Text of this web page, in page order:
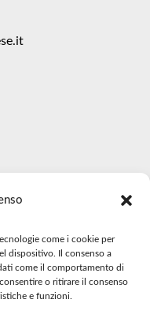
come i cookie per
dispositivo. Il consenso a
come il comportamento di
o ritirare il consenso
e funzioni.
che rende
quel gesto che
coltivare